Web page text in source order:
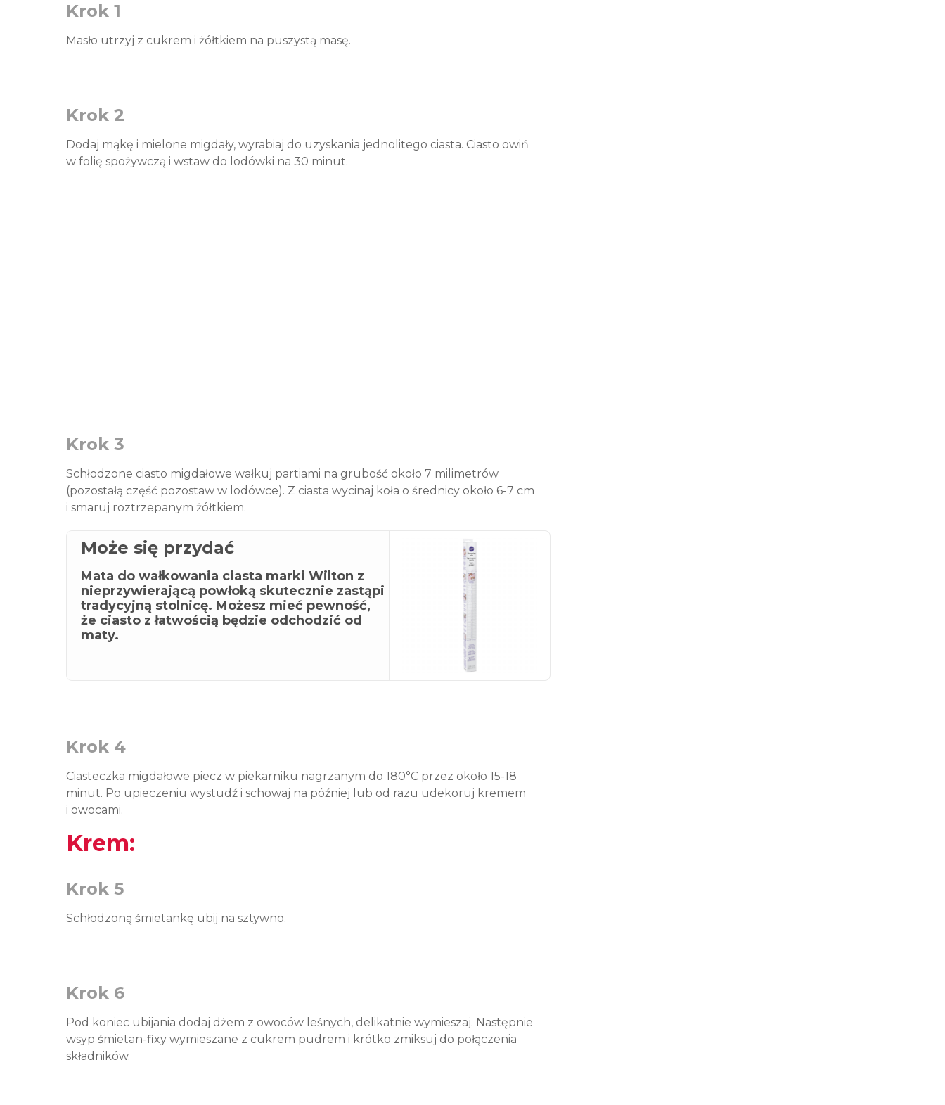
Krok 1
Masło utrzyj z cukrem i żółtkiem na puszystą masę.
Krok 2
Dodaj mąkę i mielone migdały, wyrabiaj do uzyskania jednolitego ciasta. Ciasto owiń
w folię spożywczą i wstaw do lodówki na 30 minut.
Krok 3
Schłodzone ciasto migdałowe wałkuj partiami na grubość około 7 milimetrów
(pozostałą część pozostaw w lodówce). Z ciasta wycinaj koła o średnicy około 6-7 cm
i smaruj roztrzepanym żółtkiem.
Może się przydać
Mata do wałkowania ciasta marki Wilton z
nieprzywierającą powłoką skutecznie zastąpi
tradycyjną stolnicę. Możesz mieć pewność,
że ciasto z łatwością będzie odchodzić od
maty.
Krok 4
Ciasteczka migdałowe piecz w piekarniku nagrzanym do 180°C przez około 15-18
minut. Po upieczeniu wystudź i schowaj na później lub od razu udekoruj kremem
i owocami.
Krem:
Krok 5
Schłodzoną śmietankę ubij na sztywno.
Krok 6
Pod koniec ubijania dodaj dżem z owoców leśnych, delikatnie wymieszaj. Następnie
wsyp śmietan-fixy wymieszane z cukrem pudrem i krótko zmiksuj do połączenia
składników.